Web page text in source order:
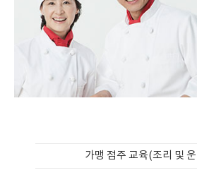
가맹 점주 교육(조리 및